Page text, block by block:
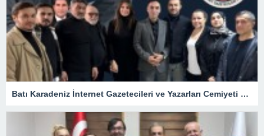
Batı Karadeniz İnternet Gazetecileri ve Yazarları Cemiyeti 24 Temmuz Basın Bayramını kutladı.